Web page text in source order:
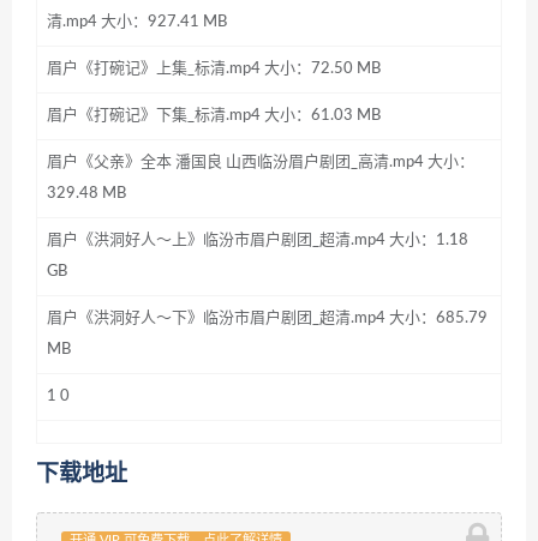
清.mp4 大小：927.41 MB
眉户《打碗记》上集_标清.mp4 大小：72.50 MB
眉户《打碗记》下集_标清.mp4 大小：61.03 MB
眉户《父亲》全本 潘国良 山西临汾眉户剧团_高清.mp4 大小：
329.48 MB
眉户《洪洞好人～上》临汾市眉户剧团_超清.mp4 大小：1.18
GB
眉户《洪洞好人～下》临汾市眉户剧团_超清.mp4 大小：685.79
MB
1 0
下载地址